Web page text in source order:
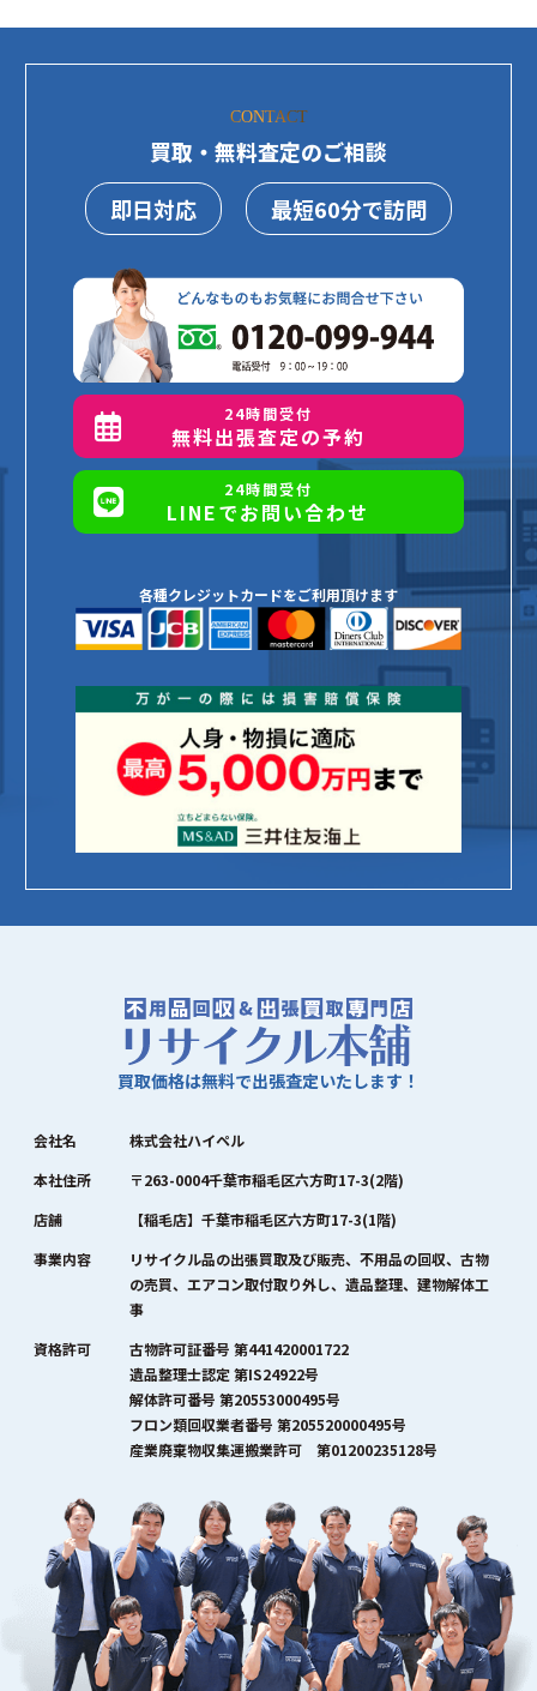
CONTACT
買取・無料査定のご相談
即日対応
最短60分で訪問
24時間受付
無料出張査定の予約
24時間受付
LINEでお問い合わせ
各種クレジットカードをご利用頂けます
買取価格は無料で出張査定いたします！
会社名
株式会社ハイペル
本社住所
〒263-0004千葉市稲毛区六方町17-3(2階)
店舗
【稲毛店】千葉市稲毛区六方町17-3(1階)
事業内容
リサイクル品の出張買取及び販売、不用品の回収、古物
の売買、エアコン取付取り外し、遺品整理、建物解体工
事
資格許可
古物許可証番号 第441420001722
遺品整理士認定 第IS24922号
解体許可番号 第20553000495号
フロン類回収業者番号 第205520000495号
産業廃棄物収集運搬業許可 第01200235128号